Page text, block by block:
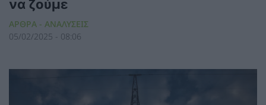
να ζούμε
ΑΡΘΡΑ - ΑΝΑΛΥΣΕΙΣ
05/02/2025 - 08:06